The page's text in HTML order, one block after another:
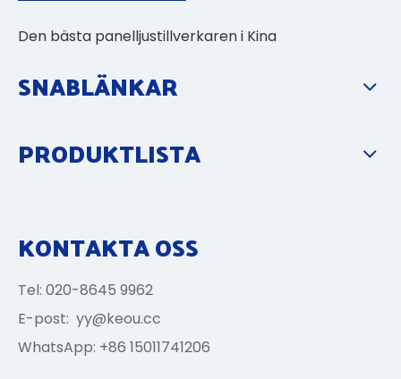
Den bästa panelljustillverkaren i Kina
SNABLÄNKAR
PRODUKTLISTA
KONTAKTA OSS
Tel: 020-8645 9962
E-post: yy@keou.cc
WhatsApp: +86 15011741206